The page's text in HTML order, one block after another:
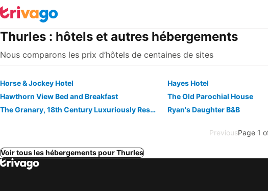
Thurles : hôtels et autres hébergements
Nous comparons les prix d’hôtels de centaines de sites
Horse & Jockey Hotel Hayes Hotel
Hawthorn View Bed and Breakfast
The Old Parochial House
The Granary, 18th Century Luxuriously Restored Barn In The Heart Of Tipperary
Ryan's Daughter B&B
PreviousPage 1
Voir tous les hébergements pour Thurles